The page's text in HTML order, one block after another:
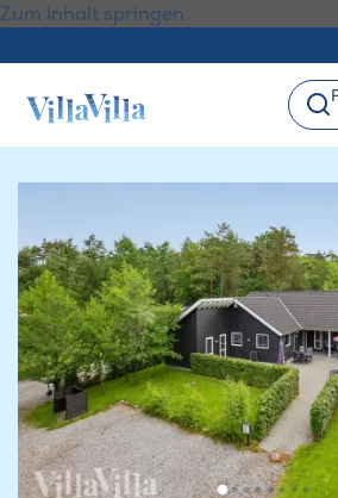
Zum Inhalt springen